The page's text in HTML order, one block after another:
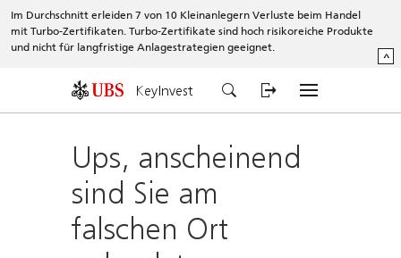
Im Durchschnitt erleiden 7 von 10 Kleinanlegern Verluste beim Handel
mit Turbo-Zertifikaten. Turbo-Zertifikate sind hoch risikoreiche Produkte
und nicht für langfristige Anlagestrategien geeignet.
^
KeyInvest
Ups, anscheinend
sind Sie am
falschen Ort